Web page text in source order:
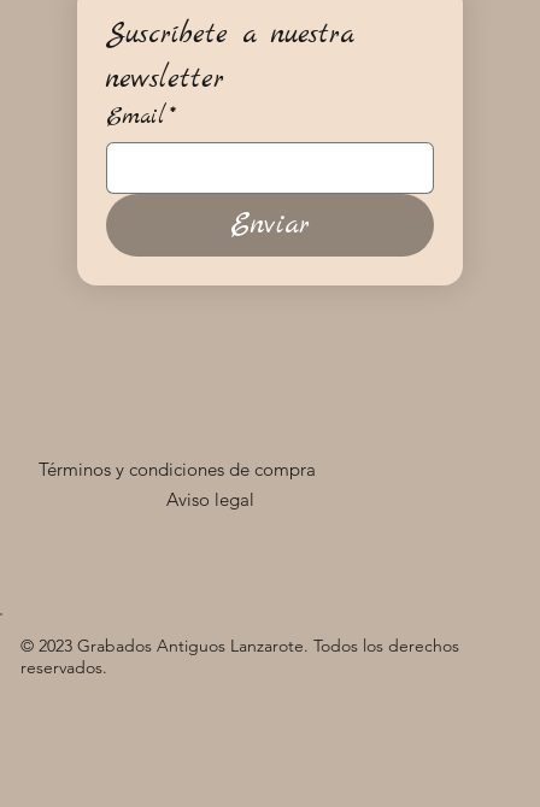
Aviso legal
Términos y condiciones de compra
© 2023 Grabados Antiguos Lanzarote. Todos los derechos
reservados.
Suscríbete a nuestra
newsletter
Email*
Enviar